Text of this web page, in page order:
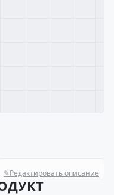
✎Редактировать описание